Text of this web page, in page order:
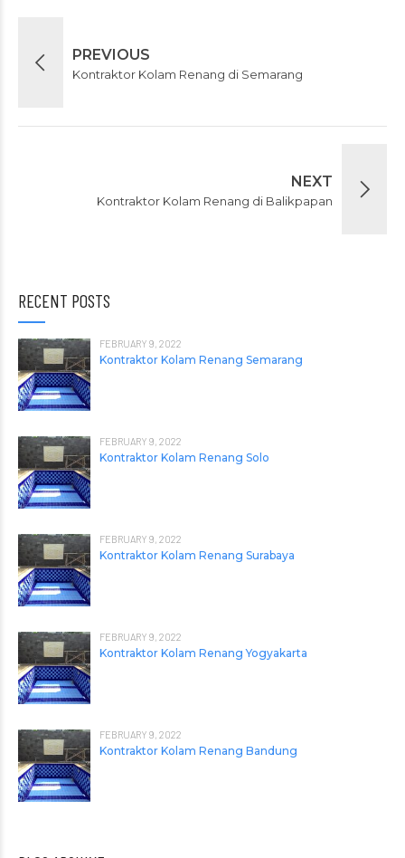
PREVIOUS
Kontraktor Kolam Renang di Semarang
NEXT
Kontraktor Kolam Renang di Balikpapan
RECENT POSTS
FEBRUARY 9, 2022
Kontraktor Kolam Renang Semarang
FEBRUARY 9, 2022
Kontraktor Kolam Renang Solo
FEBRUARY 9, 2022
Kontraktor Kolam Renang Surabaya
FEBRUARY 9, 2022
Kontraktor Kolam Renang Yogyakarta
FEBRUARY 9, 2022
Kontraktor Kolam Renang Bandung